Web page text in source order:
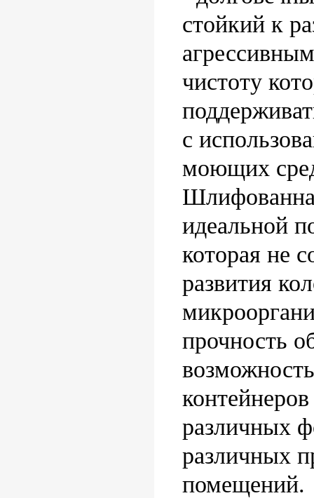
стойкий к
чистоту
с
моющих
идеальной
которая не
развития
прочность
различных
различных
помещений.